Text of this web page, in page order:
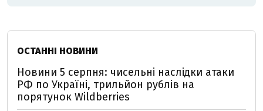
ОСТАННІ НОВИНИ
Новини 5 серпня: чисельні наслідки атаки
РФ по Україні, трильйон рублів на
порятунок Wildberries